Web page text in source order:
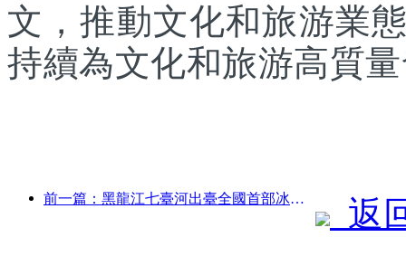
文，推動文化和旅游業
持續為文化和旅游高質
前一篇：黑龍江七臺河出臺全國首部冰雪產業法規，鼓勵“AI+冰雪”
返